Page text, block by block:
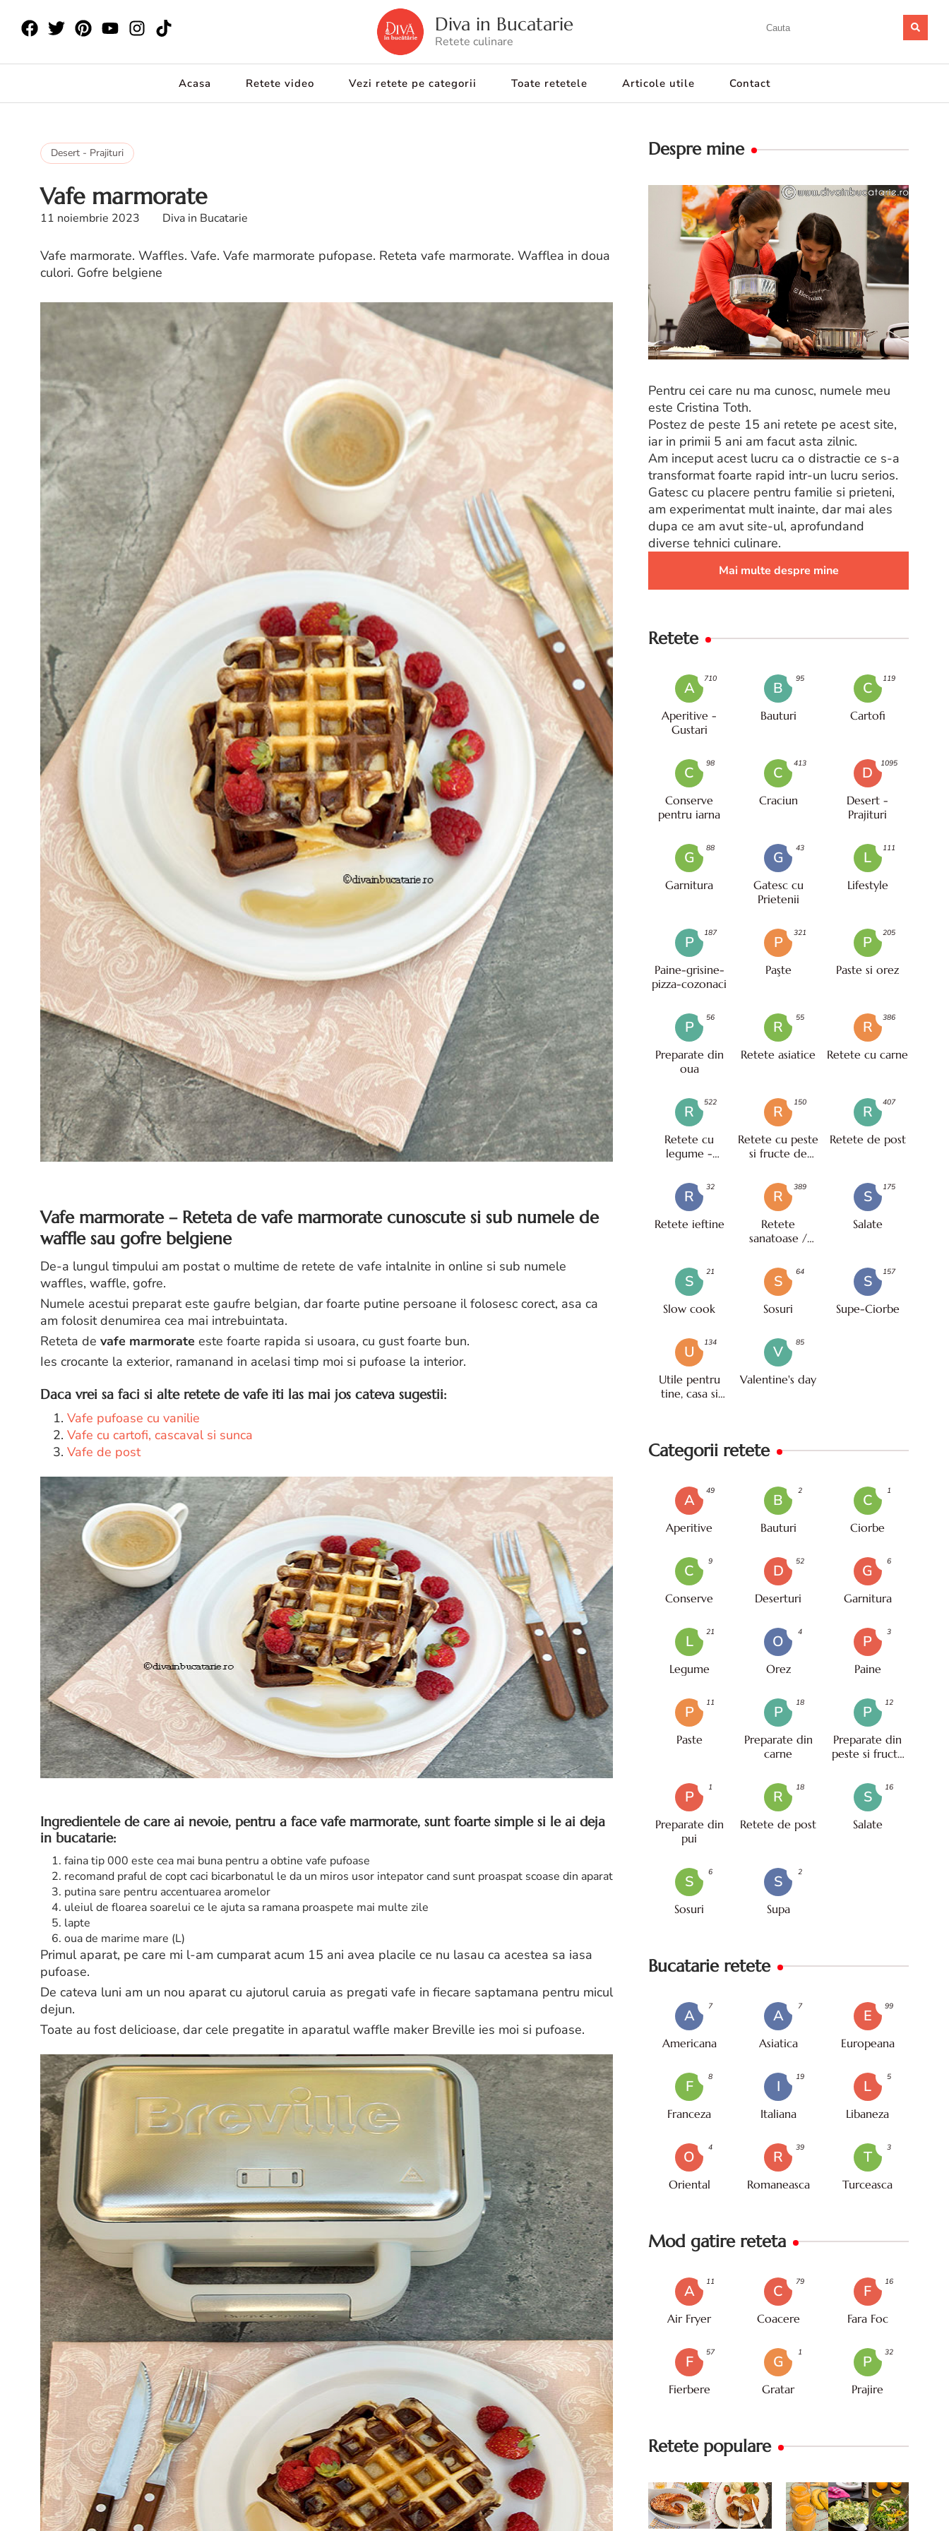
Diva in Bucatarie
Retete culinare
Acasa Retete video Vezi retete pe categorii Toate retetele Articole utile Contact
Desert - Prajituri
Vafe marmorate
11 noiembrie 2023 Diva in Bucatarie
Vafe marmorate. Waffles. Vafe. Vafe marmorate pufopase. Reteta vafe marmorate. Wafflea in doua
culori. Gofre belgiene
Vafe marmorate – Reteta de vafe marmorate cunoscute si sub numele de
waffle sau gofre belgiene
De-a lungul timpului am postat o multime de retete de vafe intalnite in online si sub numele
waffles, waffle, gofre.
Numele acestui preparat este gaufre belgian, dar foarte putine persoane il folosesc corect, asa ca
am folosit denumirea cea mai intrebuintata.
Reteta de vafe marmorate este foarte rapida si usoara, cu gust foarte bun.
Ies crocante la exterior, ramanand in acelasi timp moi si pufoase la interior.
Daca vrei sa faci si alte retete de vafe iti las mai jos cateva sugestii:
1. Vafe pufoase cu vanilie
2. Vafe cu cartofi, cascaval si sunca
3. Vafe de post
Ingredientele de care ai nevoie, pentru a face vafe marmorate, sunt foarte simple si le ai deja
in bucatarie:
faina tip 000 este cea mai buna pentru a obtine vafe pufoase
recomand praful de copt caci bicarbonatul le da un miros usor intepator cand sunt proaspat scoase din aparat
putina sare pentru accentuarea aromelor
uleiul de floarea soarelui ce le ajuta sa ramana proaspete mai multe zile
lapte
oua de marime mare (L)
Primul aparat, pe care mi l-am cumparat acum 15 ani avea placile ce nu lasau ca acestea sa iasa
pufoase.
De cateva luni am un nou aparat cu ajutorul caruia as pregati vafe in fiecare saptamana pentru micul
dejun.
Toate au fost delicioase, dar cele pregatite in aparatul waffle maker Breville ies moi si pufoase.
Despre mine
Pentru cei care nu ma cunosc, numele meu
este Cristina Toth.
Postez de peste 15 ani retete pe acest site,
iar in primii 5 ani am facut asta zilnic.
Am inceput acest lucru ca o distractie ce s-a
transformat foarte rapid intr-un lucru serios.
Gatesc cu placere pentru familie si prieteni,
am experimentat mult inainte, dar mai ales
dupa ce am avut site-ul, aprofundand
diverse tehnici culinare.
Mai multe despre mine
Retete
A
Aperitive -
Gustari
710
B
Bauturi
95
C
Cartofi
119
C
Conserve
pentru iarna
98
C
Craciun
413
D
Desert -
Prajituri
1095
G
Garnitura
88
G
Gatesc cu
Prietenii
43
L
Lifestyle
111
P
Paine-grisine-
pizza-cozonaci
187
P
Paşte
321
P
Paste si orez
205
P
Preparate din
oua
56
R
Retete asiatice
55
R
Retete cu carne
386
R
Retete cu
legume -
522
R
Retete cu peste
si fructe de
150
R
Retete de post
407
R
Retete ieftine
32
R
Retete
sanatoase /
389
S
Salate
175
S
Slow cook
21
S
Sosuri
64
S
Supe-Ciorbe
157
U
Utile pentru
tine, casa si
134
V
Valentine's day
85
Categorii retete
A
Aperitive
49
B
Bauturi
2
C
Ciorbe
1
C
Conserve
9
D
Deserturi
52
G
Garnitura
6
L
Legume
21
O
Orez
4
P
Paine
3
P
Paste
11
P
Preparate din
carne
18
P
Preparate din
peste si fructe
12
P
Preparate din
pui
1
R
Retete de post
18
S
Salate
16
S
Sosuri
6
S
Supa
2
Bucatarie retete
A
Americana
7
A
Asiatica
7
E
Europeana
99
F
Franceza
8
I
Italiana
19
L
Libaneza
5
O
Oriental
4
R
Romaneasca
39
T
Turceasca
3
Mod gatire reteta
A
Air Fryer
11
C
Coacere
79
F
Fara Foc
16
F
Fierbere
57
G
Gratar
1
P
Prajire
32
Retete populare